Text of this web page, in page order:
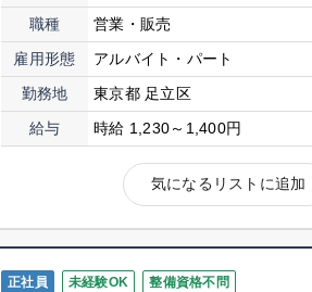
職種
営業・販売
雇用形態
アルバイト・パート
勤務地
東京都 足立区
給与
時給 1,230～1,400円
気になるリストに追加
正社員 未経験OK 整備資格不問